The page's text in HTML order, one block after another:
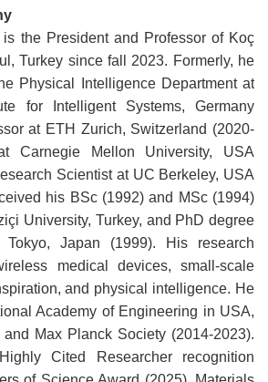
is the President and Professor of Koç
Turkey since fall 2023. Formerly, he
Physical Intelligence Department at
for Intelligent Systems, Germany
at ETH Zurich, Switzerland (2020-
Carnegie Mellon University, USA
Scientist at UC Berkeley, USA
his BSc (1992) and MSc (1994)
University, Turkey, and PhD degree
Japan (1999). His research
medical devices, small-scale
and physical intelligence. He
Academy of Engineering in USA,
Max Planck Society (2014-2023).
Cited Researcher recognition